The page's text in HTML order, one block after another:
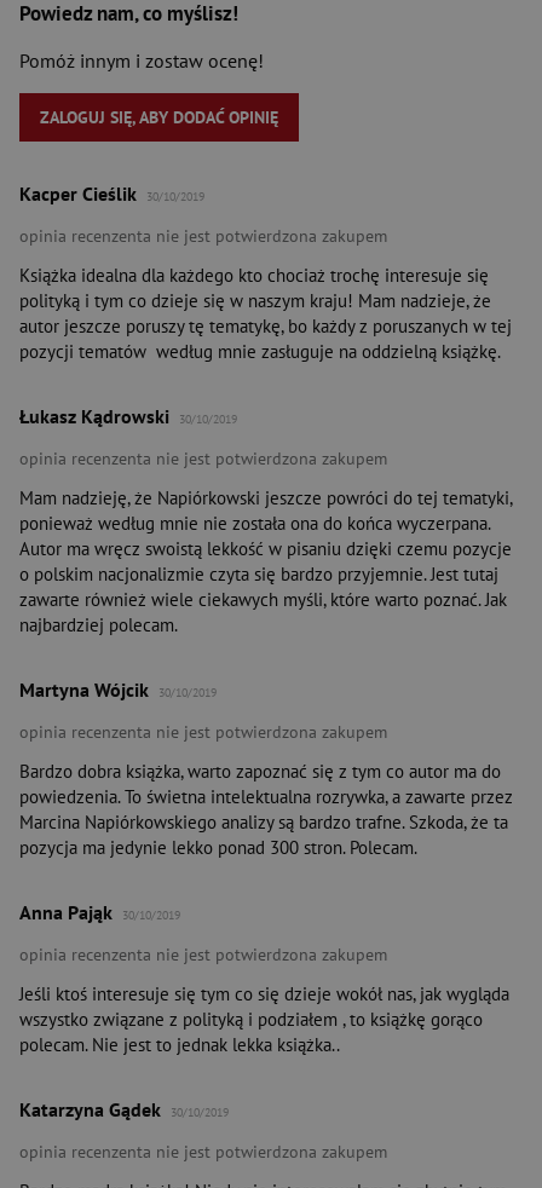
Powiedz nam, co myślisz!
Pomóż innym i zostaw ocenę!
ZALOGUJ SIĘ, ABY DODAĆ OPINIĘ
Kacper Cieślik 30/10/2019
opinia recenzenta nie jest potwierdzona zakupem
Książka idealna dla każdego kto chociaż trochę interesuje się
polityką i tym co dzieje się w naszym kraju! Mam nadzieje, że
autor jeszcze poruszy tę tematykę, bo każdy z poruszanych w tej
pozycji tematów według mnie zasługuje na oddzielną książkę.
Łukasz Kądrowski 30/10/2019
opinia recenzenta nie jest potwierdzona zakupem
Mam nadzieję, że Napiórkowski jeszcze powróci do tej tematyki,
ponieważ według mnie nie została ona do końca wyczerpana.
Autor ma wręcz swoistą lekkość w pisaniu dzięki czemu pozycje
o polskim nacjonalizmie czyta się bardzo przyjemnie. Jest tutaj
zawarte również wiele ciekawych myśli, które warto poznać. Jak
najbardziej polecam.
Martyna Wójcik 30/10/2019
opinia recenzenta nie jest potwierdzona zakupem
Bardzo dobra książka, warto zapoznać się z tym co autor ma do
powiedzenia. To świetna intelektualna rozrywka, a zawarte przez
Marcina Napiórkowskiego analizy są bardzo trafne. Szkoda, że ta
pozycja ma jedynie lekko ponad 300 stron. Polecam.
Anna Pająk 30/10/2019
opinia recenzenta nie jest potwierdzona zakupem
Jeśli ktoś interesuje się tym co się dzieje wokół nas, jak wygląda
wszystko związane z polityką i podziałem , to książkę gorąco
polecam. Nie jest to jednak lekka książka..
Katarzyna Gądek 30/10/2019
opinia recenzenta nie jest potwierdzona zakupem